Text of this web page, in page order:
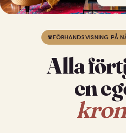
♛FÖRHANDSVISNING PÅ
Alla
en